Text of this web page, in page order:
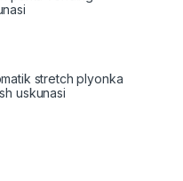
stretch plyonka
uskunasi